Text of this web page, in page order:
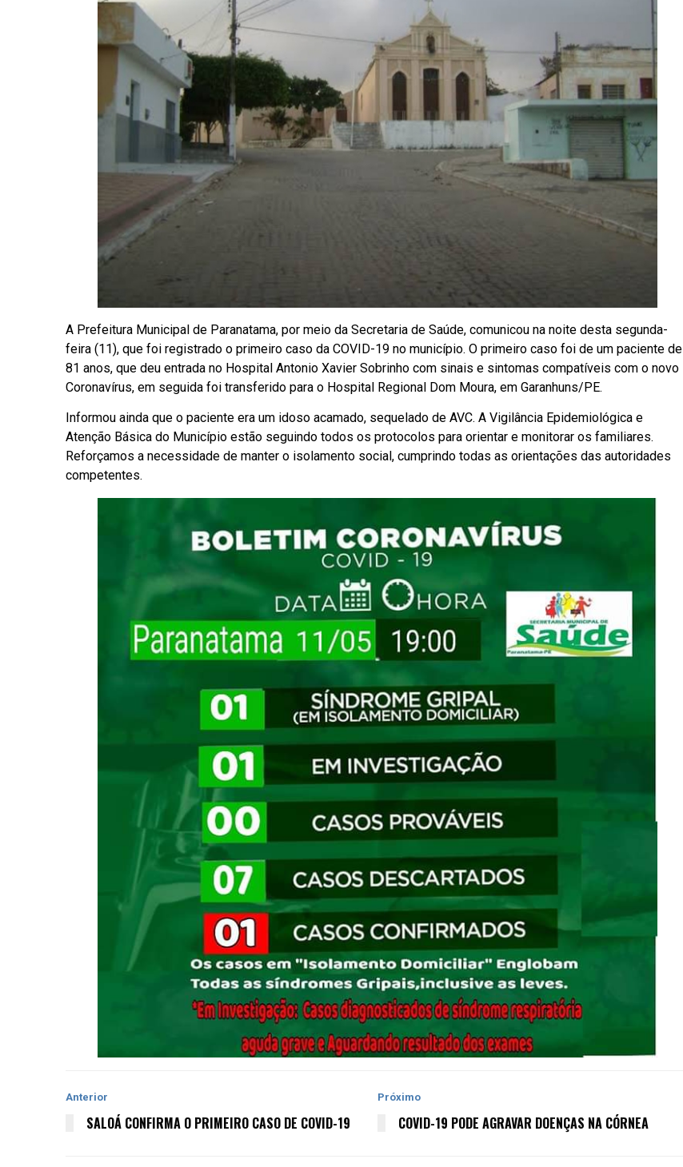
A Prefeitura Municipal de Paranatama, por meio da Secretaria de Saúde, comunicou na noite desta segunda-
feira (11), que foi registrado o primeiro caso da COVID-19 no município. O primeiro caso foi de um paciente de
81 anos, que deu entrada no Hospital Antonio Xavier Sobrinho com sinais e sintomas compatíveis com o novo
Coronavírus, em seguida foi transferido para o Hospital Regional Dom Moura, em Garanhuns/PE.
Informou ainda que o paciente era um idoso acamado, sequelado de AVC. A Vigilância Epidemiológica e
Atenção Básica do Município estão seguindo todos os protocolos para orientar e monitorar os familiares.
Reforçamos a necessidade de manter o isolamento social, cumprindo todas as orientações das autoridades
competentes.
Anterior
SALOÁ CONFIRMA O PRIMEIRO CASO DE COVID-19
Próximo
COVID-19 PODE AGRAVAR DOENÇAS NA CÓRNEA